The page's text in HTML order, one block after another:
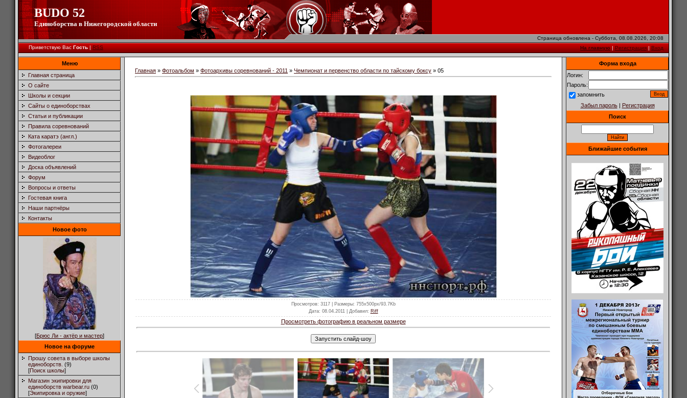
BUDO 52
Единоборства в Нижегородской области
Страница обновлена - Суббота, 08.08.2026, 20:08
Приветствую Вас Гость|RSS На главную|Регистрация|Вход
Меню
Главная страница
О сайте
Школы и секции
Сайты о единоборствах
Статьи и публикации
Правила соревнований
Ката каратэ (англ.)
Фотогалереи
Видеоблог
Доска объявлений
Форум
Вопросы и ответы
Гостевая книга
Наши партнёры
Контакты
Новое фото
[Брюс Ли - актёр и мастер]
Новое на форуме
Прошу совета в выборе школы
единоборств. (9)
[Поиск школы]
Магазин экипировки для
единоборств warbear.ru (0)
[Экипировка и оружие]
Главная » Фотоальбом » Фотоархивы соревнований - 2011 » Чемпионат и первенство области по тайскому боксу » 05
Просмотров: 3117 | Размеры: 755x500px/93.7Kb
Дата: 08.04.2011 | Добавил: Riff
Просмотреть фотографию в реальном размере
Форма входа
Логин:
Пароль:
запомнить
Забыл пароль| Регистрация
Поиск
Ближайшие события